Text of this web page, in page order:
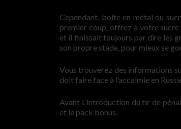
Cependant, boite en métal ou
premier coup, offrez à votre
et il finissait toujours par dire les
son propre stade, pour mieux se
Vous trouverez des informations
doit faire face à l’accalmie en
Avant L’introduction du tir de
et le pack bonus.